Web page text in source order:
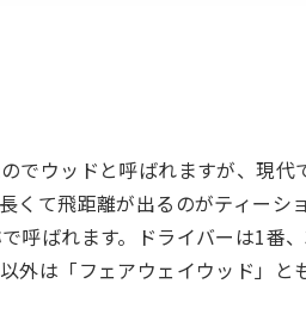
でウッドと呼ばれますが、現
くて飛距離が出るのがティーシ
呼ばれます。ドライバーは1番
外は「フェアウェイウッド」と